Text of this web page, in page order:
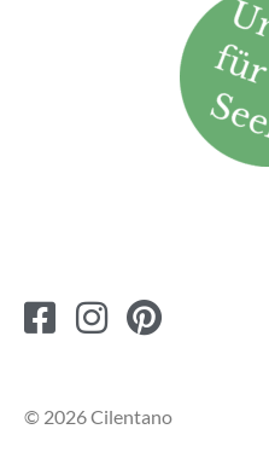
© 2026 Cilentano